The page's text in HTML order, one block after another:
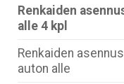
Renkaiden
alle 4 kpl
Renkaiden
auton alle